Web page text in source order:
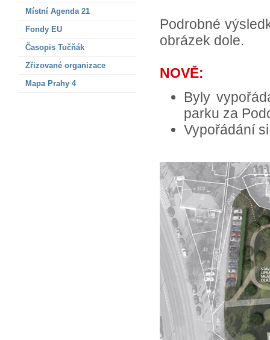
Místní Agenda 21
Fondy EU
Časopis Tučňák
Zřizované organizace
Mapa Prahy 4
Podrobné
obrázek dole.
NOVĚ:
Byly
parku za
Vypořádání